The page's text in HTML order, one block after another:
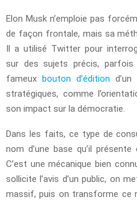
Elon Musk n’emploie pas
de façon frontale, mais sa
Il a utilisé Twitter pour
sur des sujets précis,
fameuxbouton d’édition
stratégiques, comme
son impact sur la démocratie.
Dans les faits, ce type de
nom d’une base qu’il
C’est une mécanique bien
sollicite l’avis d’un public, on
massif, puis on transforme ce